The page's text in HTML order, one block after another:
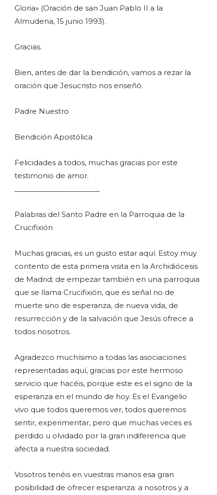
Gloria» (Oración de san Juan Pablo II a la
Almudena, 15 junio 1993).
Gracias.
Bien, antes de dar la bendición, vamos a rezar la
oración que Jesucristo nos enseñó.
Padre Nuestro
Bendición Apostólica
Felicidades a todos, muchas gracias por este
testimonio de amor.
Palabras del Santo Padre en la Parroquia de la
Crucifixión
Muchas gracias, es un gusto estar aquí. Estoy muy
contento de esta primera visita en la Archidiócesis
de Madrid; de empezar también en una parroquia
que se llama Crucifixión, que es señal no de
muerte sino de esperanza, de nueva vida, de
resurrección y de la salvación que Jesús ofrece a
todos nosotros.
Agradezco muchísimo a todas las asociaciones
representadas aquí, gracias por este hermoso
servicio que hacéis, porque este es el signo de la
esperanza en el mundo de hoy. Es el Evangelio
vivo que todos queremos ver, todos queremos
sentir, experimentar, pero que muchas veces es
perdido u olvidado por la gran indiferencia que
afecta a nuestra sociedad.
Vosotros tenéis en vuestras manos esa gran
posibilidad de ofrecer esperanza: a nosotros y a